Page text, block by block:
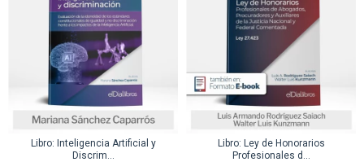
Libro: Inteligencia Artificial y
Discrim...
Libro: Ley de Honorarios
Profesionales d...